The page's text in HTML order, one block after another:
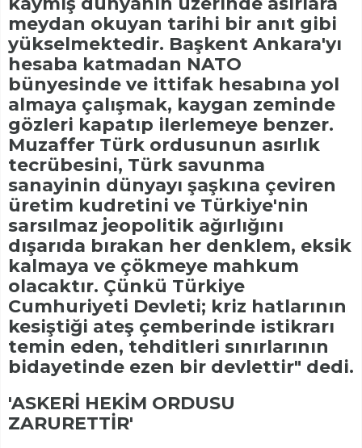
meydan okuyan tarihi bir anıt gibi
yükselmektedir. Başkent Ankara'yı
hesaba katmadan NATO
bünyesinde ve ittifak hesabına yol
almaya çalışmak, kaygan zeminde
gözleri kapatıp ilerlemeye benzer.
Muzaffer Türk ordusunun asırlık
tecrübesini, Türk savunma
sanayinin dünyayı şaşkına çeviren
üretim kudretini ve Türkiye'nin
sarsılmaz jeopolitik ağırlığını
dışarıda bırakan her denklem, eksik
kalmaya ve çökmeye mahkum
olacaktır. Çünkü Türkiye
Cumhuriyeti Devleti; kriz hatlarının
kesiştiği ateş çemberinde istikrarı
temin eden, tehditleri sınırlarının
bidayetinde ezen bir devlettir" dedi.
'ASKERİ HEKİM ORDUSU
ZARURETTİR'